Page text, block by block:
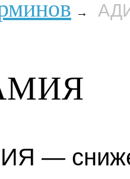
→
—